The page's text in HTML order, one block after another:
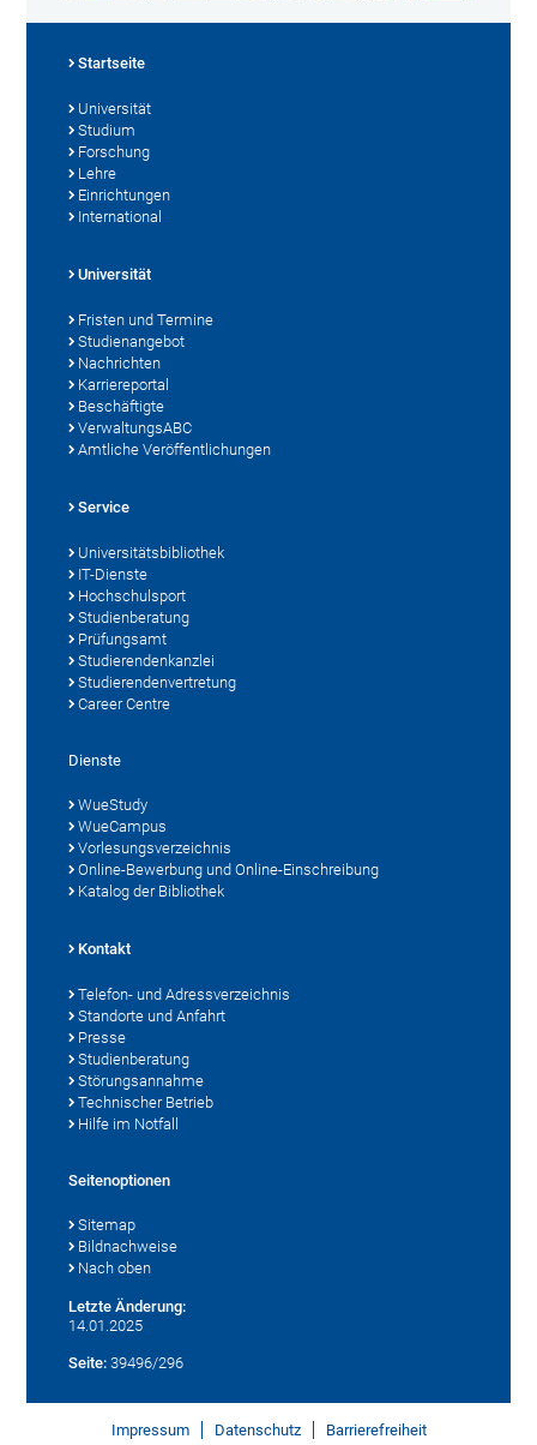
Startseite
Universität
Studium
Forschung
Lehre
Einrichtungen
International
Universität
Fristen und Termine
Studienangebot
Nachrichten
Karriereportal
Beschäftigte
VerwaltungsABC
Amtliche Veröffentlichungen
Service
Universitätsbibliothek
IT-Dienste
Hochschulsport
Studienberatung
Prüfungsamt
Studierendenkanzlei
Studierendenvertretung
Career Centre
Dienste
WueStudy
WueCampus
Vorlesungsverzeichnis
Online-Bewerbung und Online-Einschreibung
Katalog der Bibliothek
Kontakt
Telefon- und Adressverzeichnis
Standorte und Anfahrt
Presse
Studienberatung
Störungsannahme
Technischer Betrieb
Hilfe im Notfall
Seitenoptionen
Sitemap
Bildnachweise
Nach oben
Letzte Änderung:
14.01.2025
Seite: 39496/296
Impressum Datenschutz Barrierefreiheit